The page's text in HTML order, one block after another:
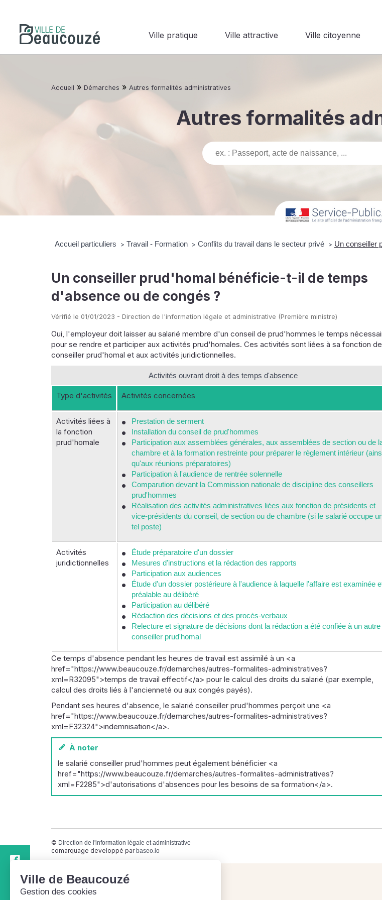
Ville pratique Ville attractive Ville citoyenne
Accueil » Démarches » Autres formalités administratives
Autres formalités
Accueil particuliers > Travail - Formation > Conflits du travail dans le secteur privé > Un conseiller
Un conseiller prud'homal bénéficie-t-il de temps
d'absence ou de congés ?
Vérifié le 01/01/2023 - Direction de l'information légale et administrative (Première ministre)
Oui, l'employeur doit laisser au salarié membre d'un conseil de prud'hommes le temps
pour se rendre et participer aux activités prud'homales. Ces activités sont liées à sa fonction de
conseiller prud'homal et aux activités juridictionnelles.
Activités ouvrant droit à des temps d'absence
Type d'activités Activités concernées
Activités liées à
la fonction
prud'homale
Prestation de serment
Installation du conseil de prud'hommes
Participation aux assemblées générales, aux assemblées de section ou de
chambre et à la formation restreinte pour préparer le règlement intérieur
qu'aux réunions préparatoires)
Participation à l'audience de rentrée solennelle
Comparution devant la Commission nationale de discipline des conseillers
prud'hommes
Réalisation des activités administratives liées aux fonction de présidents et
vice-présidents du conseil, de section ou de chambre (si le salarié occupe
tel poste)
Activités
juridictionnelles
Étude préparatoire d'un dossier
Mesures d'instructions et la rédaction des rapports
Participation aux audiences
Étude d'un dossier postérieure à l'audience à laquelle l'affaire est examinée
préalable au délibéré
Participation au délibéré
Rédaction des décisions et des procès-verbaux
Relecture et signature de décisions dont la rédaction a été confiée à un autre
conseiller prud'homal
Ce temps d'absence pendant les heures de travail est assimilé à un <a
href="https://www.beaucouze.fr/demarches/autres-formalites-administratives?
xml=R32095">temps de travail effectif</a> pour le calcul des droits du salarié (par exemple,
calcul des droits liés à l'ancienneté ou aux congés payés).
Pendant ses heures d'absence, le salarié conseiller prud'hommes perçoit une <a
href="https://www.beaucouze.fr/demarches/autres-formalites-administratives?
xml=F32324">indemnisation</a>.
À noter
le salarié conseiller prud'hommes peut également bénéficier <a
href="https://www.beaucouze.fr/demarches/autres-formalites-administratives?
xml=F2285">d'autorisations d'absences pour les besoins de sa formation</a>.
© Direction de l'information légale et administrative
comarquage developpé parbaseo.io